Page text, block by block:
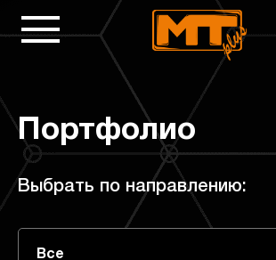
Портфолио
Выбрать по направлению: